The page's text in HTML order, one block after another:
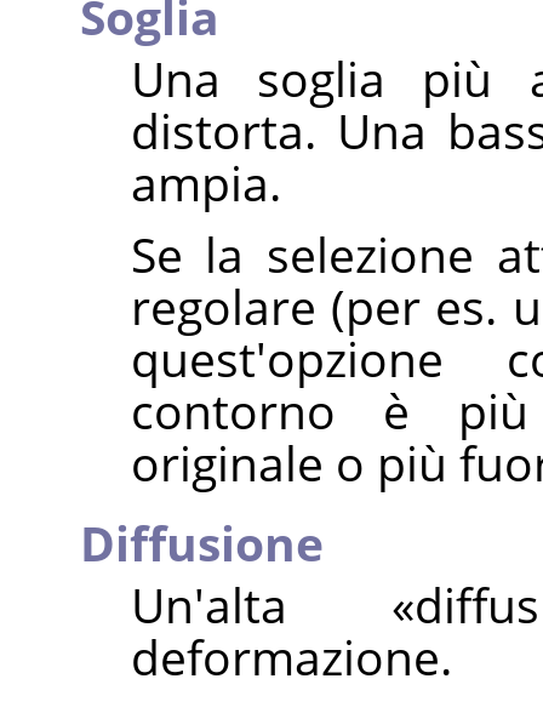
Soglia
Una soglia più
distorta. Una
ampia.
Se la selezione
regolare (per es.
contorno è
originale o più
Diffusione
Un'alta «
deformazione.